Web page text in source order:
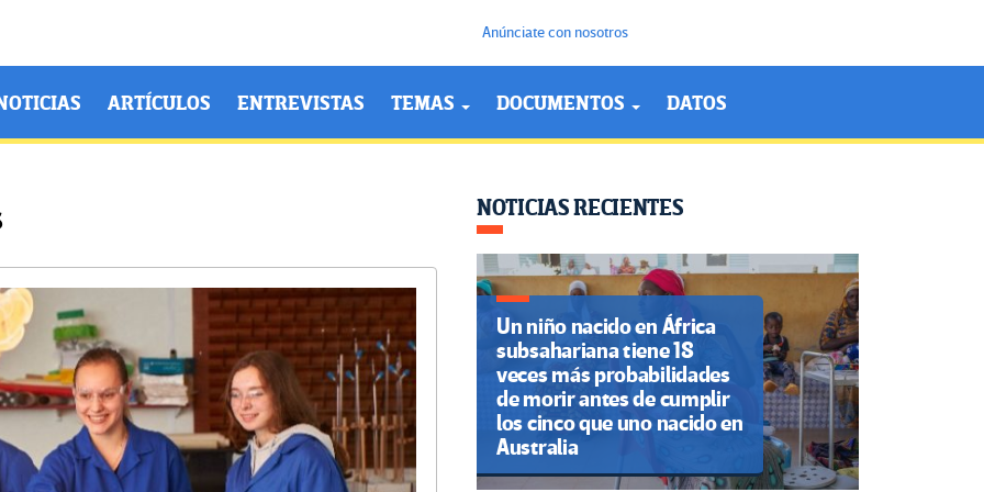
Anúnciate con nosotros
ARTÍCULOS ENTREVISTAS TEMAS DOCUMENTOS DATOS
NOTICIAS RECIENTES
Un niño nacido en África
subsahariana tiene 18
veces más probabilidades
de morir antes de cumplir
los cinco que uno nacido en
Australia